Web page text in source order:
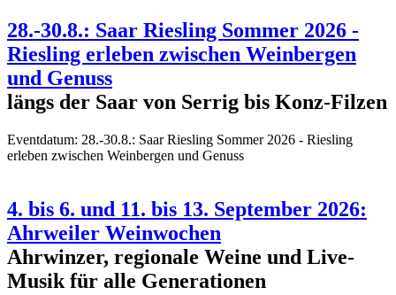
28.-30.8.: Saar Riesling Sommer 2026 -
Riesling erleben zwischen Weinbergen
und Genuss
längs der Saar von Serrig bis Konz-Filzen
Eventdatum: 28.-30.8.: Saar Riesling Sommer 2026 - Riesling
erleben zwischen Weinbergen und Genuss
4. bis 6. und 11. bis 13. September 2026:
Ahrweiler Weinwochen
Ahrwinzer, regionale Weine und Live-
Musik für alle Generationen